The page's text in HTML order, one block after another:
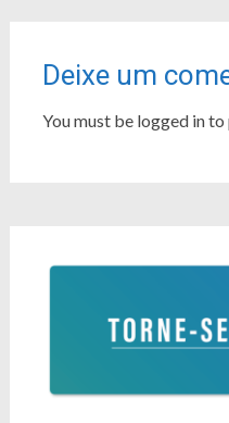
Deixe um
You must be logged in